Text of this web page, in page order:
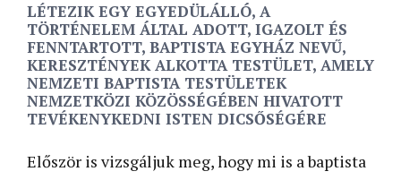
LÉTEZIK EGY EGYEDÜLÁLLÓ, A
TÖRTÉNELEM ÁLTAL ADOTT, IGAZOLT ÉS
FENNTARTOTT, BAPTISTA EGYHÁZ NEVŰ,
KERESZTÉNYEK ALKOTTA TESTÜLET, AMELY
NEMZETI BAPTISTA TESTÜLETEK
NEMZETKÖZI KÖZÖSSÉGÉBEN HIVATOTT
TEVÉKENYKEDNI ISTEN DICSŐSÉGÉRE
Először is vizsgáljuk meg, hogy mi is a baptista